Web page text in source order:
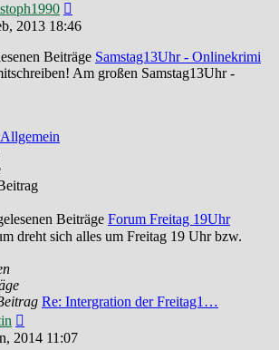
Beitrag
2013 18:46
Samstag13Uhr - Onlinekrimi
Am großen Samstag13Uhr -
Forum Freitag 19Uhr
dreht sich alles um Freitag 19 Uhr bzw.
Re: Intergration der Freitag1…
Beitrag
2014 11:07